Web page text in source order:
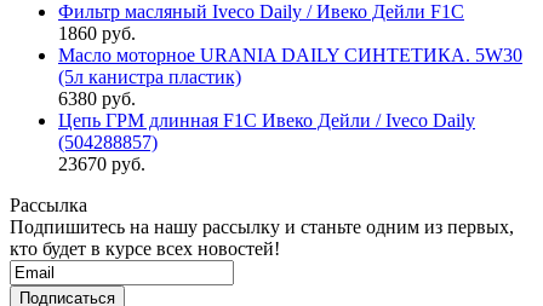
Фильтр масляный Iveco Daily / Ивеко Дейли F1C
1860 руб.
Масло моторное URANIA DAILY СИНТЕТИКА. 5W30
(5л канистра пластик)
6380 руб.
Цепь ГРМ длинная F1C Ивеко Дейли / Iveco Daily
(504288857)
23670 руб.
Рассылка
Подпишитесь на нашу рассылку и станьте одним из первых,
кто будет в курсе всех новостей!